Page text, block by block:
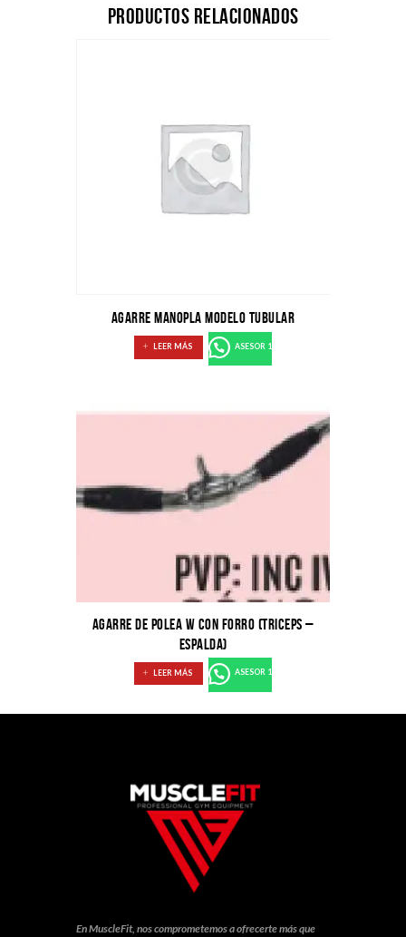
Productos relacionados
AGARRE MANOPLA MODELO TUBULAR
LEER MÁS ASESOR 1
AGARRE DE POLEA W CON FORRO (TRICEPS –
ESPALDA)
LEER MÁS ASESOR 1
En MuscleFit, nos comprometemos a ofrecerte más que